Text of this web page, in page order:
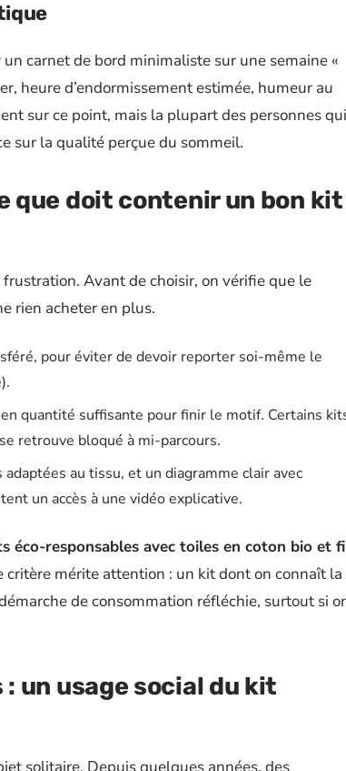
carnet de bord minimaliste sur une semaine «
heure d’endormissement estimée, humeur au
sur ce point, mais la plupart des personnes qui
sur la qualité perçue du sommeil.
que doit contenir un bon kit
Avant de choisir, on vérifie que le
rien acheter en plus.
pour éviter de devoir reporter soi-même le
quantité suffisante pour finir le motif. Certains
retrouve bloqué à mi-parcours.
au tissu, et un diagramme clair avec
un accès à une vidéo explicative.
éco-responsables avec toiles en coton bio et
critère mérite attention : un kit dont on connaît la
de consommation réfléchie, surtout si
un usage social du kit